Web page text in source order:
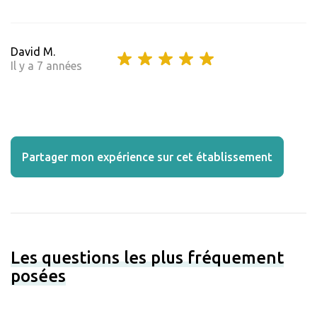
David M.
Il y a 7 années
Partager mon expérience sur cet établissement
Les questions les plus fréquement
posées